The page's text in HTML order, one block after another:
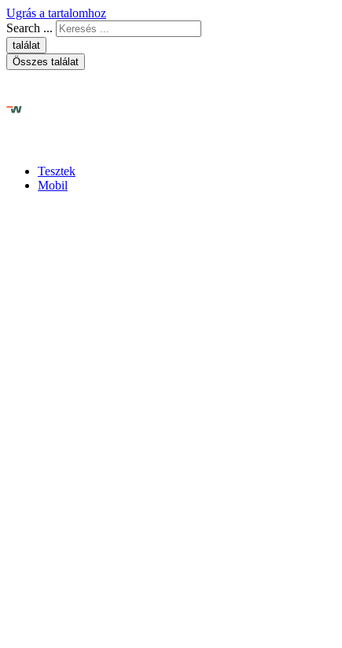
Ugrás a tartalomhoz
Search ...
találat
Összes találat
Tesztek
Mobil